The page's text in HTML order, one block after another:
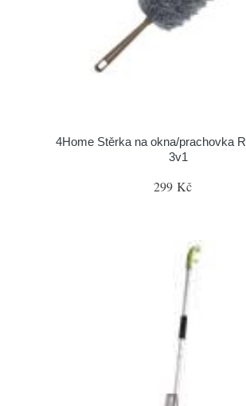
4Home Stěrka na okna/prachovka
3v1
299 Kč